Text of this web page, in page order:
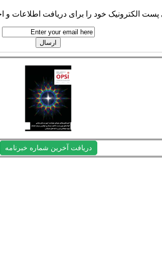
الکترونیک خود را برای دریافت اطلاعات و
دریافت آخرین شماره خبرنامه